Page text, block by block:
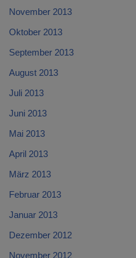
November 2013
Oktober 2013
September 2013
August 2013
Juli 2013
Juni 2013
Mai 2013
April 2013
März 2013
Februar 2013
Januar 2013
Dezember 2012
November 2012